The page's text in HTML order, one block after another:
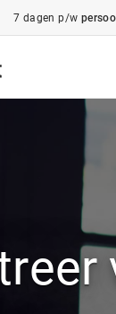
7 dagen p/w